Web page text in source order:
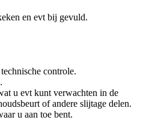
en evt bij gevuld.
controle.
u evt kunt verwachten in de
of andere slijtage delen.
u aan toe bent.